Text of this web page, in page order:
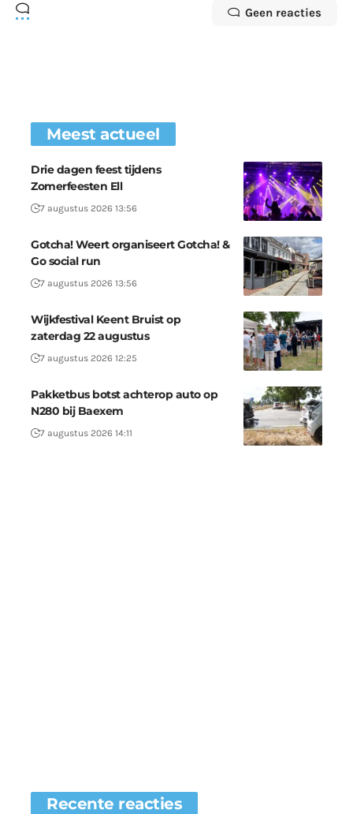
Geen reacties
Meest actueel
Drie dagen feest tijdens
Zomerfeesten Ell
7 augustus 2026 13:56
Gotcha! Weert organiseert Gotcha! &
Go social run
7 augustus 2026 13:56
Wijkfestival Keent Bruist op
zaterdag 22 augustus
7 augustus 2026 12:25
Pakketbus botst achterop auto op
N280 bij Baexem
7 augustus 2026 14:11
Recente reacties